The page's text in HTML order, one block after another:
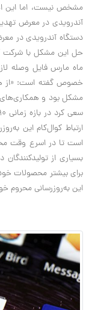
حل این مشکل با شرکت
خصوص گفته است: «از
مشکل بود و همکاری‌های
ارتباط کوال‌کام این
است تا در اسرع وقت
بسیاری از
برای بیشتر محصولات خود
این به‌روزرسانی محروم